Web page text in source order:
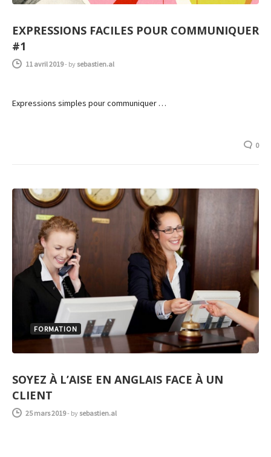
EXPRESSIONS FACILES POUR COMMUNIQUER
#1
11 avril 2019- by sebastien.al
Expressions simples pour communiquer …
0
FORMATION
SOYEZ À L’AISE EN ANGLAIS FACE À UN
CLIENT
25 mars 2019- by sebastien.al